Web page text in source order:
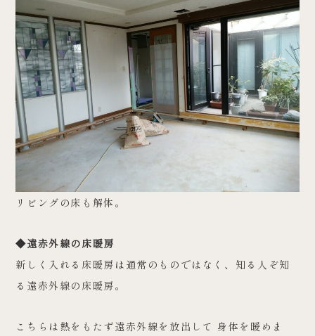
リビングの床も解体。
◆遠赤外線の床暖房
新しく入れる床暖房は通常のものではなく、知る人ぞ知
る遠赤外線の床暖房。
こちらは熱をもたず遠赤外線を放出して 身体を暖めま